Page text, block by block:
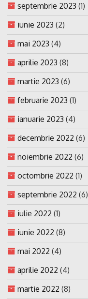
septembrie 2023 (1)
iunie 2023 (2)
mai 2023 (4)
aprilie 2023 (8)
martie 2023 (6)
februarie 2023 (1)
ianuarie 2023 (4)
decembrie 2022 (6)
noiembrie 2022 (6)
octombrie 2022 (1)
septembrie 2022 (6)
iulie 2022 (1)
iunie 2022 (8)
mai 2022 (4)
aprilie 2022 (4)
martie 2022 (8)